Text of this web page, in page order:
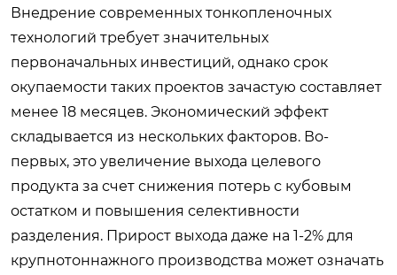
Внедрение современных тонкопленочных
технологий требует значительных
первоначальных инвестиций, однако срок
окупаемости таких проектов зачастую составляет
менее 18 месяцев. Экономический эффект
складывается из нескольких факторов. Во-
первых, это увеличение выхода целевого
продукта за счет снижения потерь с кубовым
остатком и повышения селективности
разделения. Прирост выхода даже на 1-2% для
крупнотоннажного производства может означать